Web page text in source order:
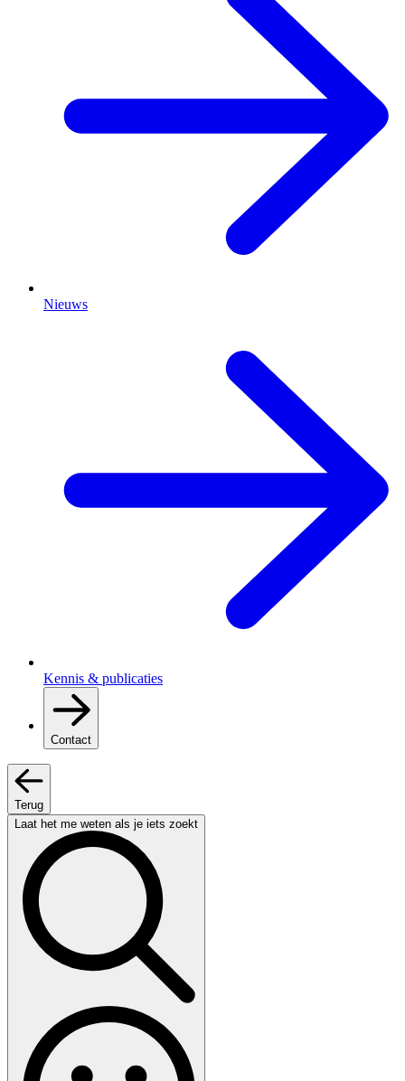
Nieuws
Kennis & publicaties
Contact
Terug
Laat het me weten als je iets zoekt